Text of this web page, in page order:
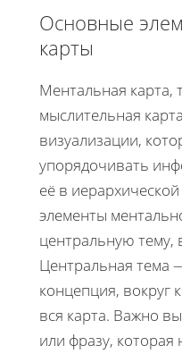
Основные
карты
Ментальная карта,
мыслительная
визуализации,
упорядочивать
её в
элементы
центральную тему,
Центральная тема
концепция, вокруг
вся карта. Важно
или фразу, которая